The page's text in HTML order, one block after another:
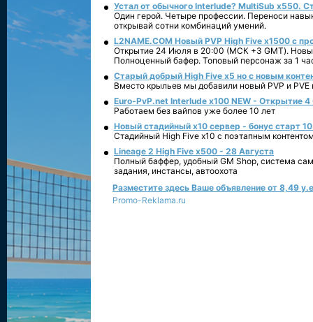
Устал от обычного Interlude? MultiSub x550.
Один герой. Четыре профессии. Переноси
открывай сотни комбинаций умений.
L2NAME.COM Новый PVP High Five x1500 с
Открытие 24 Июля в 20:00 (МСК +3 GMT).
Полноценный бафер. Топовый персонаж за 1
Старый добрый High Five x5 но с новым
Вместо крыльев мы добавили новый PVP и PVE
Euro-PvP.net Interlude х100 NEW - Открытие 4
Работаем без вайпов уже более 10 лет
Новый стадийный х10 сервер - бонус старт
Стадийный High Five x10 с поэтапным
Lineage 2 High Five x500 - 28 Августа
Полный баффер, удобный GM Shop, система
задания, инстансы, автоохота
Разместите здесь Ваше объявление от 8,49
Promo-Reklama.ru